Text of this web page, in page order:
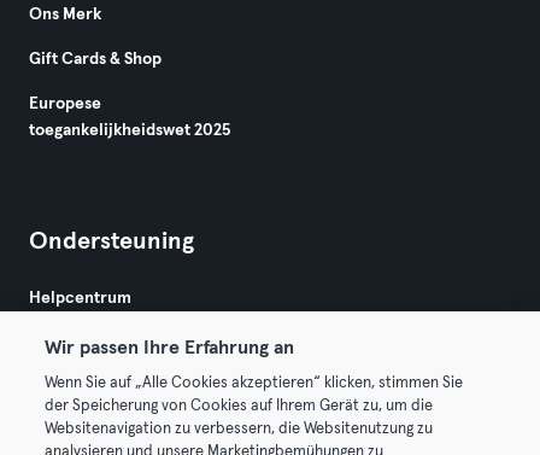
Ons Merk
Gift Cards & Shop
Europese
toegankelijkheidswet 2025
Ondersteuning
Helpcentrum
Wir passen Ihre Erfahrung an
Wenn Sie auf „Alle Cookies akzeptieren“ klicken, stimmen Sie
der Speicherung von Cookies auf Ihrem Gerät zu, um die
Websitenavigation zu verbessern, die Websitenutzung zu